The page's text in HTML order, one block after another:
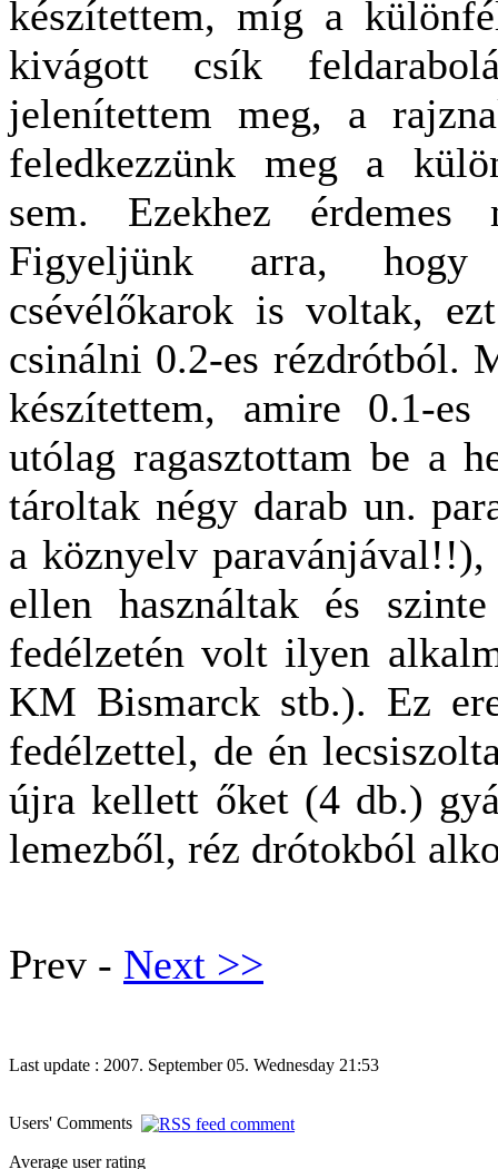
készítettem, míg a
kivágott csík
jelenítettem meg, a
feledkezzünk meg a
sem. Ezekhez érdemes
Figyeljünk arra,
csévélőkarok is voltak,
csinálni 0.2-es rézdrótból.
készítettem, amire 0.1-
utólag ragasztottam be a
tároltak négy darab un.
a köznyelv
ellen használtak és
fedélzetén volt ilyen
KM Bismarck stb.). Ez
fedélzettel, de én
újra kellett őket (4 db.)
lemezből, réz drótokból
Prev - Next >>
Last update : 2007. September 05. Wednesday 21:53
Users' Comments
Average user rating